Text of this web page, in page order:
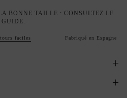
BONNE TAILLE : CONSULTEZ LE
GUIDE.
faciles Fabriqué en Espagne